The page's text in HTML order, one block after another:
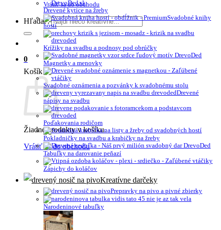
Vrátiť sa do obchodu
Hľadať:
0
Košík
Žiadne produkty v košíku.
Vrátiť sa do obchodu
Drevené kytice na žreby
Svadobné knihy
hostí
Krížiky na svadbu a podnosy pod obrúčky
Magnetky a menovky
Svadobné oznámenia a pozvánky k svadobnému stolu
Drevené
nápisy na svadbu
Poďakovania rodičom
Pokladničky na svadbu a krabičky na žreby
Tabuľky na darovanie peňazí
Zápichy do koláčov
Kreatívne darčeky
Prepravky na pivo a pivné zbierky
Narodeninové tabuľky